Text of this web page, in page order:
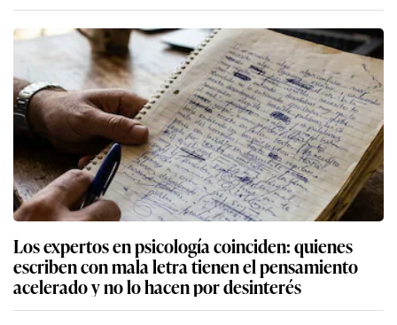
Los expertos en psicología coinciden: quienes
escriben con mala letra tienen el pensamiento
acelerado y no lo hacen por desinterés